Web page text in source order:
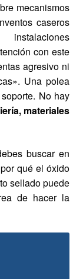
mecanismos
caseros
con este
agresivo ni
Una polea
No hay
materiales
buscar en
qué el óxido
sellado puede
de hacer la